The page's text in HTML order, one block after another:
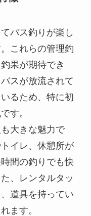
バス釣りが楽し
これらの管理釣
果が期待でき
スが放流されて
るため、特に初
す。
大きな魅力で
イレ、休憩所が
間の釣りでも快
、レンタルタッ
道具を持ってい
ます。